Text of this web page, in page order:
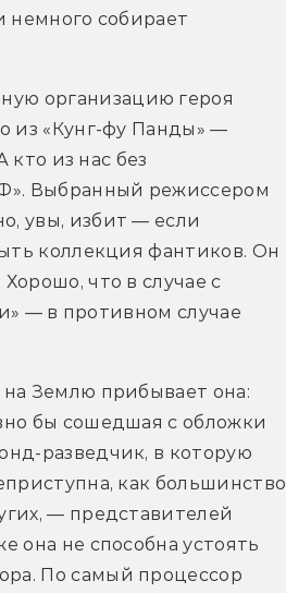
немного собирает
организацию героя
из «Кунг-фу Панды» —
кто из нас без
Выбранный режиссером
увы, избит — если
коллекция фантиков. Он
что в случае с
— в противном случае
Землю прибывает она:
бы сошедшая с обложки
разведчик, в которую
как большинство
— представителей
она не способна устоять
По самый процессор